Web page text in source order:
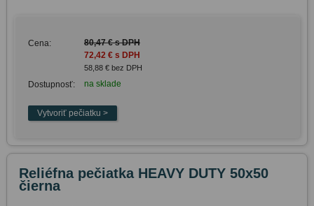
Cena:
80,47 € s DPH
72,42 € s DPH
58,88 € bez DPH
Dostupnosť: na sklade
Reliéfna pečiatka HEAVY DUTY 50x50
čierna